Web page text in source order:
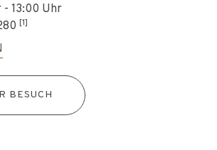
- 13:00 Uhr
[1]
BESUCH